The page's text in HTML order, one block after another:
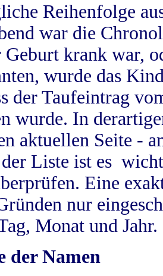
Reihenfolge
war die
Geburt krank war,
wurde das
der Taufeintrag
wurde. In
aktuellen Seite -
Liste ist es
Eine
nur
Monat und Jahr.
der Namen